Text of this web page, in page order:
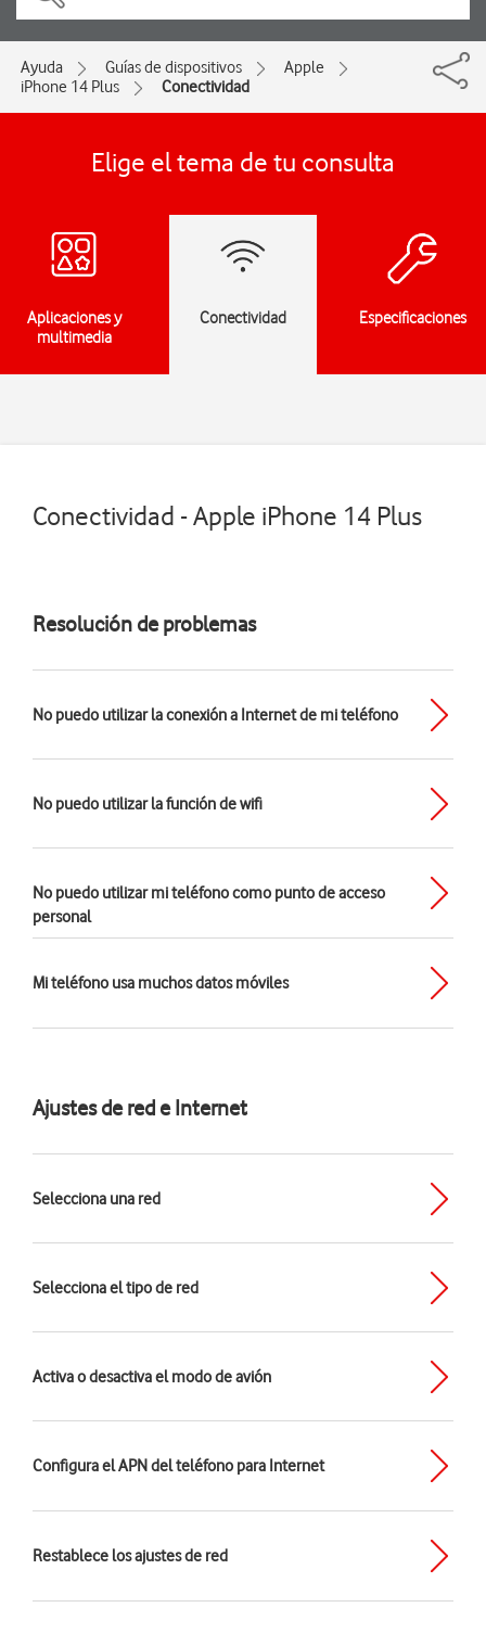
Ayuda Guías de dispositivos
Apple
iPhone 14 Plus
Conectividad
Elige el tema de tu consulta
Aplicaciones y
multimedia
Conectividad Especificaciones
Conectividad - Apple iPhone 14 Plus
Resolución de problemas
No puedo utilizar la conexión a Internet de mi teléfono
No puedo utilizar la función de wifi
No puedo utilizar mi teléfono como punto de acceso
personal
Mi teléfono usa muchos datos móviles
Ajustes de red e Internet
Selecciona una red
Selecciona el tipo de red
Activa o desactiva el modo de avión
Configura el APN del teléfono para Internet
Restablece los ajustes de red